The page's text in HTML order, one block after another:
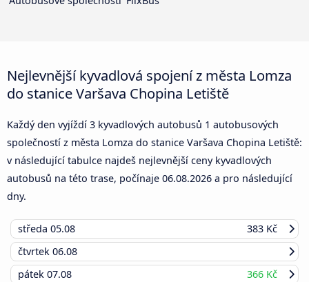
Nejlevnější kyvadlová spojení z města Lomza
do stanice Varšava Chopina Letiště
Každý den vyjíždí 3 kyvadlových autobusů 1 autobusových
společností z města Lomza do stanice Varšava Chopina Letiště:
v následující tabulce najdeš nejlevnější ceny kyvadlových
autobusů na této trase, počínaje 06.08.2026 a pro následující
dny.
středa 05.08
383 Kč
čtvrtek 06.08
pátek 07.08
366 Kč